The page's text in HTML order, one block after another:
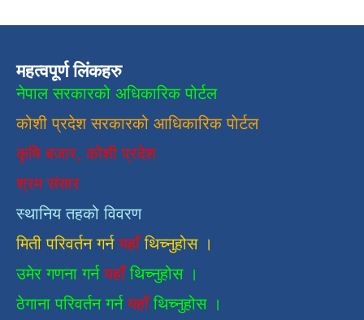
महत्वपूर्ण लिंकहरु
नेपाल सरकारको अधिकारिक पोर्टल
कोशी प्रदेश सरकारको आधिकारिकपाेर्टल
कृषि बजार, कोशी प्रदेश
श्रम संसार
स्थानिय तहको विवरण
मिती परिवर्तन गर्न यहाँ थिच्नुहोस ।
उमेर गणना गर्नयहाँथिच्नुहोस ।
ठेगाना परिवर्तन गर्नयहाँ थिच्नुहोस ।